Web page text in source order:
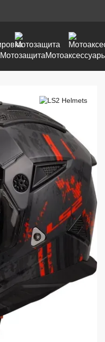
Мотозащита